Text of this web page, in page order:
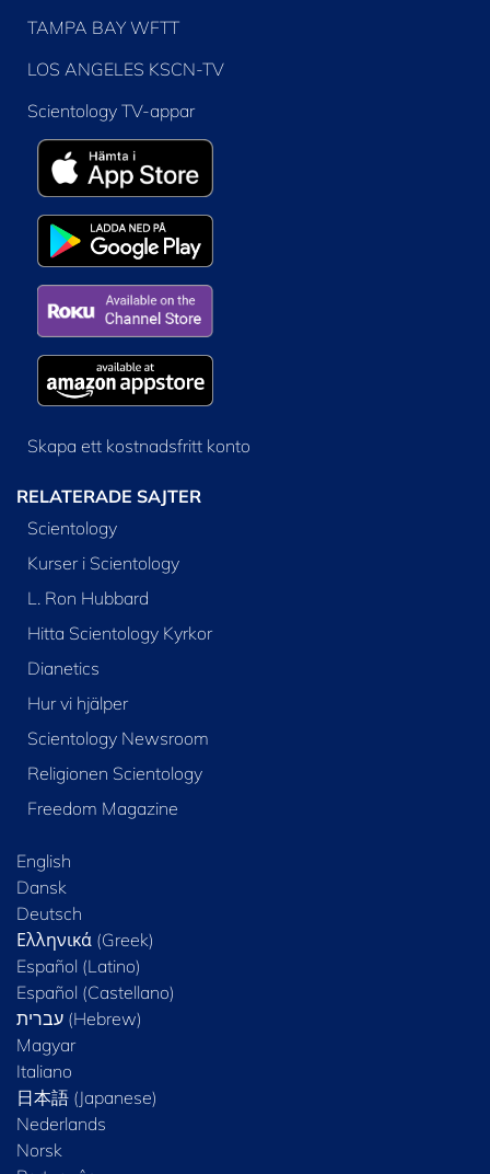
TAMPA BAY WFTT
LOS ANGELES KSCN-TV
Scientology TV-appar
Skapa ett kostnadsfritt konto
RELATERADE SAJTER
Scientology
Kurser i Scientology
L. Ron Hubbard
Hitta Scientology Kyrkor
Dianetics
Hur vi hjälper
Scientology Newsroom
Religionen Scientology
Freedom Magazine
English
Dansk
Deutsch
Ελληνικά (Greek)
Español (Latino)
Español (Castellano)
Magyar
Italiano
日本語 (Japanese)
Nederlands
Norsk